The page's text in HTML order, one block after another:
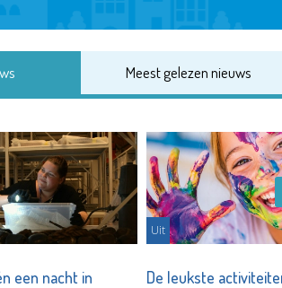
Meest gelezen nieuws
een nacht in
Uit
De leukste